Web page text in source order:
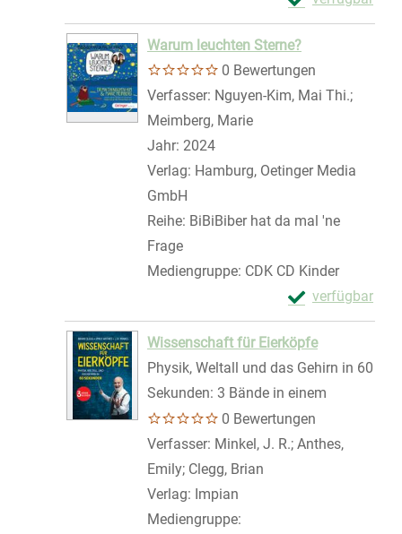
Zum Download
Warum leuchten Sterne?
0 Bewertungen
Verfasser: Nguyen-Kim, Mai Thi.;
Meimberg, Marie
Jahr: 2024
Verlag: Hamburg, Oetinger Media
GmbH
Reihe: BiBiBiber hat da mal 'ne
Frage
Mediengruppe: CDK CD Kinder
verfügbar
Exemplar-
Zum Download
Wissenschaft für Eierköpfe
Physik, Weltall und das Gehirn in 60
Sekunden: 3 Bände in einem
0 Bewertungen
Verfasser: Minkel, J. R.; Anthes,
Emily; Clegg, Brian
Verlag: Impian
Mediengruppe: